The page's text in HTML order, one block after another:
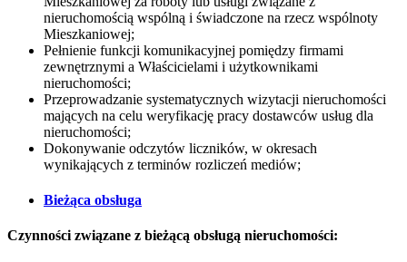
nieruchomością wspólną i świadczone na rzecz wspólnoty
Mieszkaniowej;
Pełnienie funkcji komunikacyjnej pomiędzy firmami
zewnętrznymi a Właścicielami i użytkownikami
nieruchomości;
Przeprowadzanie systematycznych wizytacji nieruchomości
mających na celu weryfikację pracy dostawców usług dla
nieruchomości;
Dokonywanie odczytów liczników, w okresach
wynikających z terminów rozliczeń mediów;
Bieżąca obsługa
Czynności związane z bieżącą obsługą nieruchomości: